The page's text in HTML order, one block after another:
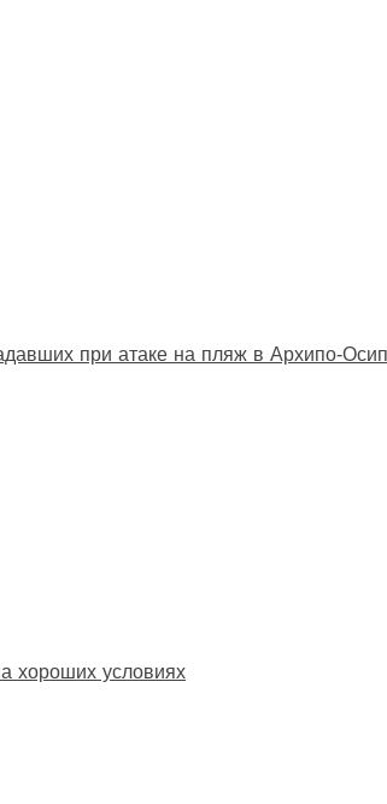
при атаке на пляж в
хороших условиях